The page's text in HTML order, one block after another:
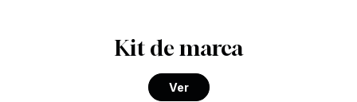
Kit de marca
Ver